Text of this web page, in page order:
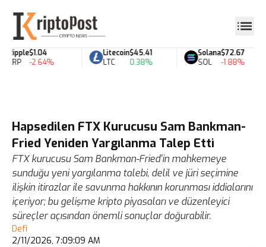
Ripple
XRP
$1.04
-2.64%
Litecoin
LTC
$45.41
0.38%
Solana
SOL
$72.67
-1.88%
Hapsedilen FTX Kurucusu Sam Bankman-
Fried Yeniden Yargılanma Talep Etti
FTX kurucusu Sam Bankman-Fried'in mahkemeye
sunduğu yeni yargılanma talebi, delil ve jüri seçimine
ilişkin itirazlar ile savunma hakkının korunması iddialarını
içeriyor; bu gelişme kripto piyasaları ve düzenleyici
süreçler açısından önemli sonuçlar doğurabilir.
Defi
2/11/2026, 7:09:09 AM